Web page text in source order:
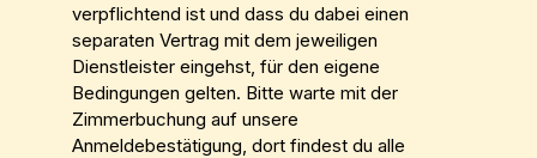
verpflichtend ist und dass du dabei einen
separaten Vertrag mit dem jeweiligen
Dienstleister eingehst, für den eigene
Bedingungen gelten. Bitte warte mit der
Zimmerbuchung auf unsere
Anmeldebestätigung, dort findest du alle